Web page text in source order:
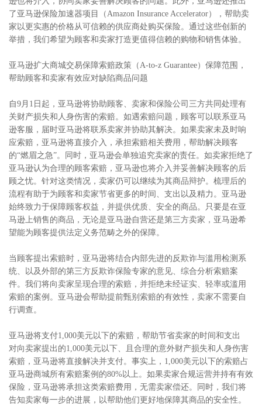
了亚马逊保险加速器项目（Amazon Insurance Accelerator），帮助卖
家以更实惠的价格从可信赖的供应商处购买保险。通过这些创新的
举措，我们希望为顾客和卖家打造更值得信赖的购物和销售体验。
亚马逊扩大商城交易保障索赔政策（A-to-z Guarantee）保障范围，
帮助顾客和卖家有效应对缺陷商品问题
自9月1日起，亚马逊将协助顾客、卖家和保险公司三方共同处理有
关财产损失和人身伤害的索赔。如遇索赔问题，顾客可以联系亚马
逊客服，届时亚马逊将联系卖家并协助其解决。如果卖家未及时响
应索赔，亚马逊将直接介入，承担索赔相关费用，帮助解决顾客
的“燃眉之急”。同时，亚马逊会单独追究卖家的责任。如卖家拒绝了
亚马逊认为合理的顾客索赔，亚马逊也将介入并妥善解决顾客的后
顾之忧。针对这类情况，卖家仍可以继续为其商品辩护。梳理后的
流程有助于为顾客和卖家节省更多的时间、支出以及精力。亚马逊
始终致力于保障顾客权益，并提供优质、安全的商品。只要是在亚
马逊上销售的商品，无论是亚马逊自营还是第三方卖家，亚马逊希
望能为顾客提供法定义务范畴之外的保障。
当顾客提出索赔时，亚马逊将结合内部先进的反欺诈与滥用检测系
统、以及外部的第三方反欺诈保险专家的意见、综合分析索赔案
件。我们将向卖家呈现合理的索赔，并拒绝未经证实、轻率或滥用
索赔的案例。亚马逊会帮助提前甄别索赔的有效性，卖家不需要自
行调查。
亚马逊将支付1,000美元以下的索赔，帮助节省卖家的时间和支出
对向卖家提出的1,000美元以下、且合理的意外财产损失和人身伤害
索赔，亚马逊将直接解决并支付。事实上，1,000美元以下的索赔占
亚马逊商城所有索赔案例的80%以上。如果卖家合规运营并持有有效
保险，亚马逊将承担这类索赔费用，无需卖家偿还。同时，我们将
告知卖家每一步的进展，以帮助他们更好地保障其商品的安全性。